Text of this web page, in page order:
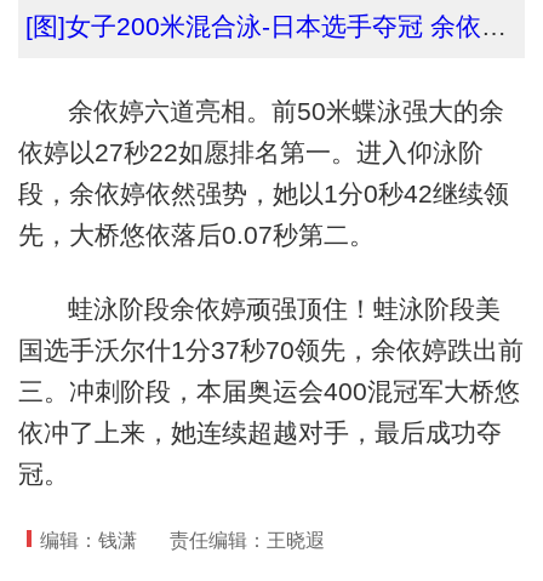
[图]女子200米混合泳-日本选手夺冠 余依婷第五
余依婷六道亮相。前50米蝶泳强大的余
依婷以27秒22如愿排名第一。进入仰泳阶
段，余依婷依然强势，她以1分0秒42继续领
先，大桥悠依落后0.07秒第二。
蛙泳阶段余依婷顽强顶住！蛙泳阶段美
国选手沃尔什1分37秒70领先，余依婷跌出前
三。冲刺阶段，本届奥运会400混冠军大桥悠
依冲了上来，她连续超越对手，最后成功夺
冠。
编辑：钱潇 责任编辑：王晓遐